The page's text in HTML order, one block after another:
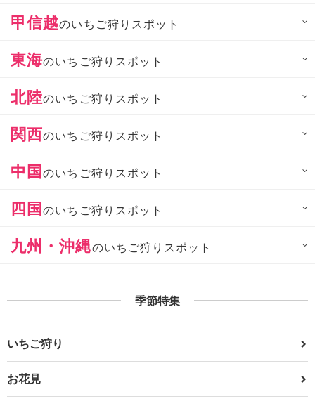
甲信越のいちご狩りスポット
東海のいちご狩りスポット
北陸のいちご狩りスポット
関西のいちご狩りスポット
中国のいちご狩りスポット
四国のいちご狩りスポット
九州・沖縄のいちご狩りスポット
季節特集
いちご狩り
お花見